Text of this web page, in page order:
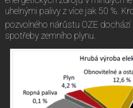
uhelnými palivy z více jak 50 %.
pozvolného nárůstu OZE
spotřeby zemního plynu.